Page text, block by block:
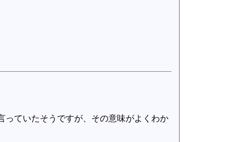
ていたそうですが、その意味がよくわか